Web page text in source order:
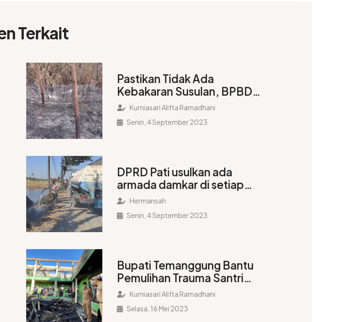
Terkait
Pastikan Tidak Ada
Kebakaran Susulan, BPBD
Wonosobo Pantau Gunung
Sumbing
Kurniasari Alifta Ramadhani
Senin, 4 September 2023
DPRD Pati usulkan ada
armada damkar di setiap
kecamatan
Hermansah
Senin, 4 September 2023
Bupati Temanggung Bantu
Pemulihan Trauma Santri
Korban Kebakaran Ponpes
Kurniasari Alifta Ramadhani
Selasa, 16 Mei 2023